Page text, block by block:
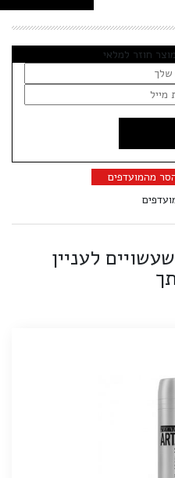
חוזר למלאי
מהמועדפים
לעניין